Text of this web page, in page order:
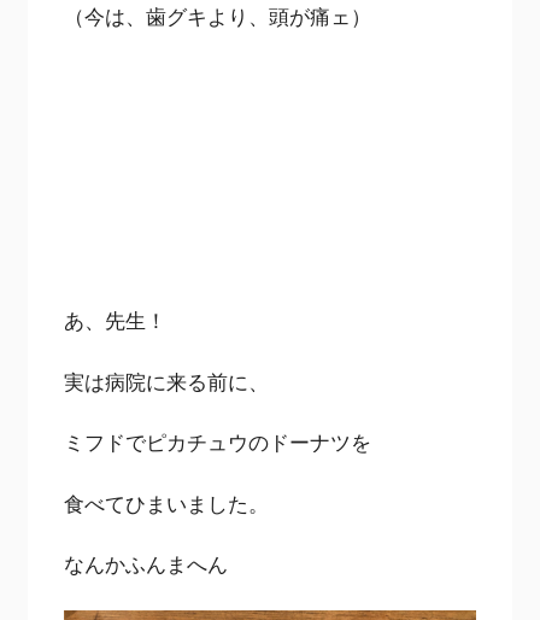
（今は、歯グキより、頭が痛ェ）
あ、先生！
実は病院に来る前に、
ミフドでピカチュウのドーナツを
食べてひまいました。
なんかふんまへん